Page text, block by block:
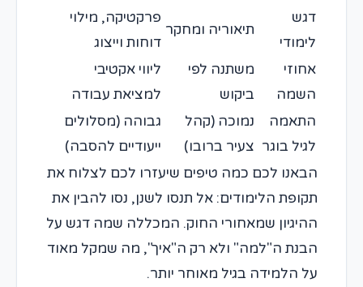
דגש
לימודי
תיאוריה ומחקר
פרקטיקה, מילוי
דוחות וייצוג
אחוזי
השמה
משתנה לפי
ביקוש
ליווי אקטיבי
למציאת עבודה
התאמה
לגיל בוגר
נמוכה (קהל
צעיר ברובו)
גבוהה (מסלולים
ייעודיים להסבה)
הבאנו לכם כמה טיפים שיעזרו לכם לצלוח את
תקופת הלימודים: אל תנסו לשנן, נסו להבין את
ההיגיון שמאחורי החוק. המכללה שמה דגש על
הבנת ה"למה" ולא רק ה"איך", מה שמקל מאוד
על הלמידה בגיל מאוחר יותר.